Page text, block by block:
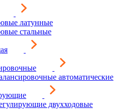
латунные
стальные
автоматические
двухходовые